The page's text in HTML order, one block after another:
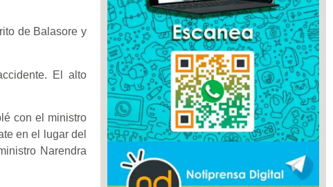
de Balasore y
El alto
con el ministro
en el lugar del
Narendra